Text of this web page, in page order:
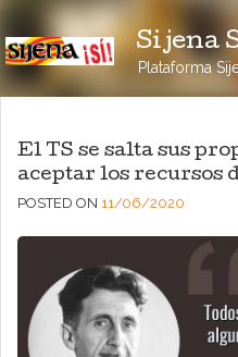
Sijena
Plataforma
El TS se salta sus
aceptar los recursos
POSTED ON 11/06/2020